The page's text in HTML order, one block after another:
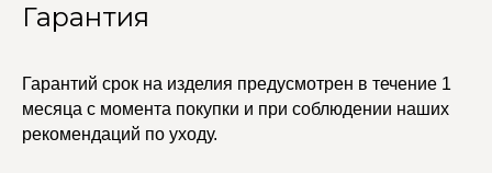
Гарантия
Гарантий срок на изделия предусмотрен в течение 1
месяца с момента покупки и при соблюдении наших
рекомендаций по уходу.
Не бриллианты, потому
что по любви